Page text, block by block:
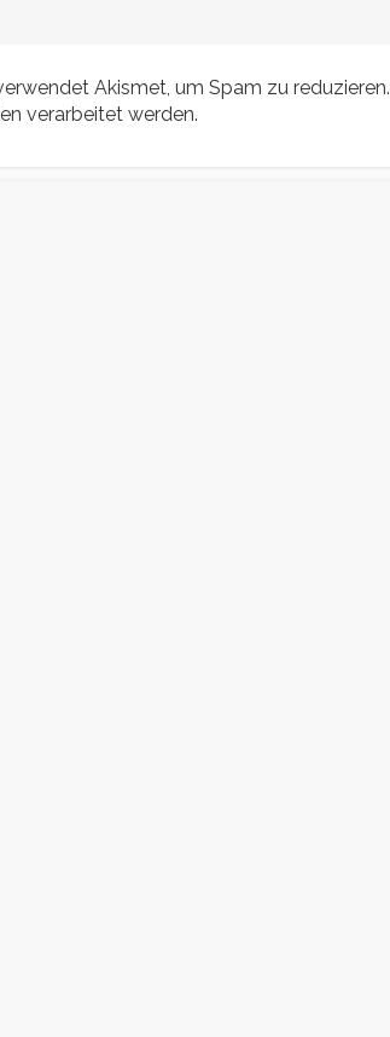
Akismet, um Spam zu reduzieren.
verarbeitet werden.